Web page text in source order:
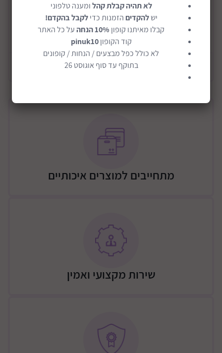
הבוסטר מרופד מעניק הגנה מפני פגיעות צד.
חגירה מתבצעת ע" י רצועות הרכב.
משענת הגב ניתנת להסרה בקלות
ניתן להשתמש בבוסטר גם ללא משענת גב.
משענת ראש ניתנת להתאמה ע"פ גובה הילד.
מידע כללי
מתחייבים למוצרים איכותיים
שירות מקצועי ואמין
לא תהיה קבלת קהלומענה טלפוני
ישלהקדיםהזמנות כדילקבל בהקדם!
קבלו מאיתנו קופון 10% הנחה
על כל האתר
קוד הקופוןpinuk10
לא כולל כפל מבצעים / הנחות / קופונים
בתוקף עד סוף אוגוסט 26